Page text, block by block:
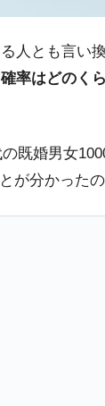
人とも言い
率はどのく
既婚男女
が分かった